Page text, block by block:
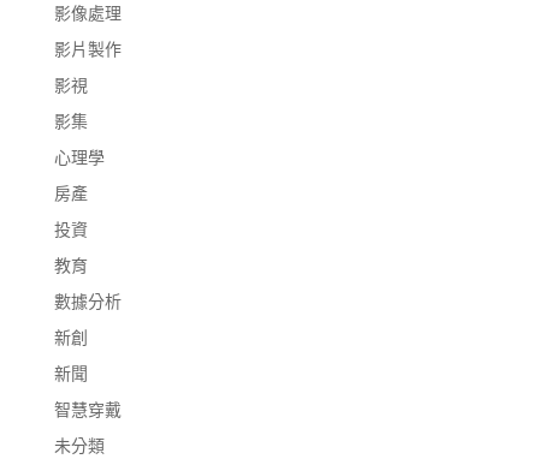
影像處理
影片製作
影視
影集
心理學
房產
投資
教育
數據分析
新創
新聞
智慧穿戴
未分類